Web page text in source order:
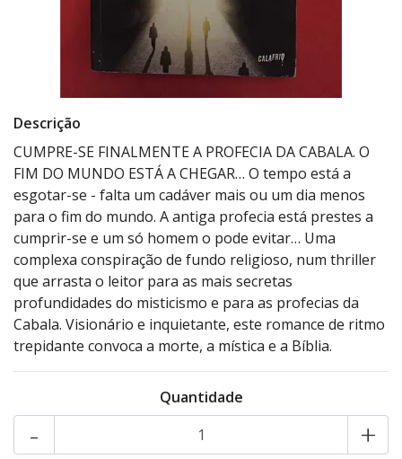
Descrição
CUMPRE-SE FINALMENTE A PROFECIA DA CABALA. O
FIM DO MUNDO ESTÁ A CHEGAR… O tempo está a
esgotar-se - falta um cadáver mais ou um dia menos
para o fim do mundo. A antiga profecia está prestes a
cumprir-se e um só homem o pode evitar… Uma
complexa conspiração de fundo religioso, num thriller
que arrasta o leitor para as mais secretas
profundidades do misticismo e para as profecias da
Cabala. Visionário e inquietante, este romance de ritmo
trepidante convoca a morte, a mística e a Bíblia.
Quantidade
+
-